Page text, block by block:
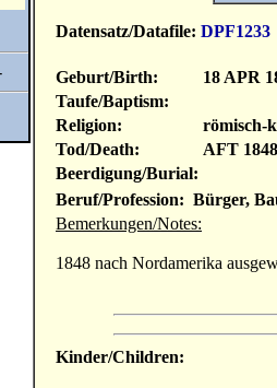
Datensatz/Datafile: DPF1233
Geburt/Birth:
18 APR
Taufe/Baptism:
Religion:
römisch-
Tod/Death:
AFT
Beerdigung/Burial:
Beruf/Profession: Bürger,
Bemerkungen/Notes:
1848 nach Nordamerika
Kinder/Children: